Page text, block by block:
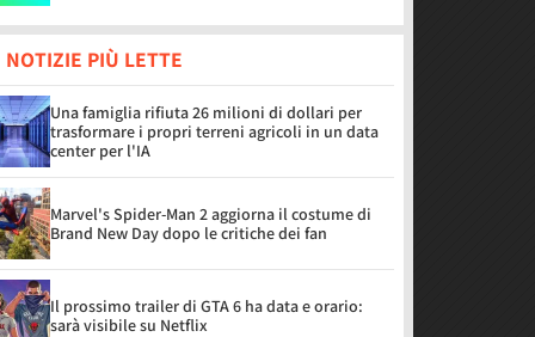
NOTIZIE PIÙ LETTE
Una famiglia rifiuta 26 milioni di dollari per
trasformare i propri terreni agricoli in un data
center per l'IA
Marvel's Spider-Man 2 aggiorna il costume di
Brand New Day dopo le critiche dei fan
Il prossimo trailer di GTA 6 ha data e orario:
sarà visibile su Netflix